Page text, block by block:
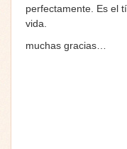
perfectamente. Es el
vida.
muchas gracias…